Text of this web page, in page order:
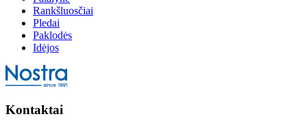
Rankšluosčiai
Pledai
Paklodės
Idėjos
Kontaktai